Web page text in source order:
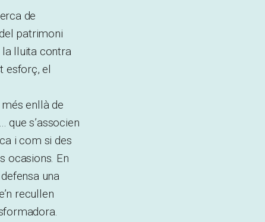
de
patrimoni
lluita contra
esforç, el
enllà de
que s’associen
i com si des
ocasions. En
una
recullen